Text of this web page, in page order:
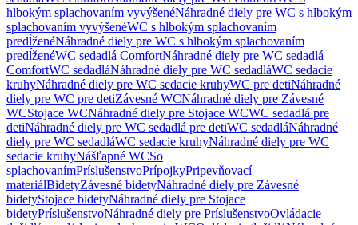
hlbokým splachovaním vyvýšenéNáhradné diely pre WC s hlbokým
splachovaním vyvýšenéWC s hlbokým splachovaním
predĺženéNáhradné diely pre WC s hlbokým splachovaním
predĺženéWC sedadlá ComfortNáhradné diely pre WC sedadlá
ComfortWC sedadláNáhradné diely pre WC sedadláWC sedacie
kruhyNáhradné diely pre WC sedacie kruhyWC pre detiNáhradné
diely pre WC pre detiZávesné WCNáhradné diely pre Závesné
WCStojace WCNáhradné diely pre Stojace WCWC sedadlá pre
detiNáhradné diely pre WC sedadlá pre detiWC sedadláNáhradné
diely pre WC sedadláWC sedacie kruhyNáhradné diely pre WC
sedacie kruhyNášľapné WCSo
splachovanímPríslušenstvoPrípojkyPripevňovací
materiálBidetyZávesné bidetyNáhradné diely pre Závesné
bidetyStojace bidetyNáhradné diely pre Stojace
bidetyPríslušenstvoNáhradné diely pre PríslušenstvoOvládacie